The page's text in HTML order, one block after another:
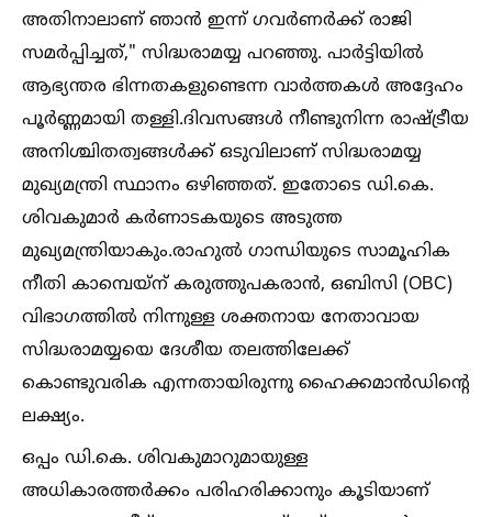
അതിനാലാണ് ഞാൻ ഇന്ന് ഗവർണർക്ക് രാജി
സമർപ്പിച്ചത്," സിദ്ധരാമയ്യ പറഞ്ഞു. പാർട്ടിയില്‍
ആഭ്യന്തര ഭിന്നതകളുണ്ടെന്ന വാർത്തകള്‍ അദ്ദേഹം
പൂർണ്ണമായി തള്ളി.ദിവസങ്ങള്‍ നീണ്ടുനിന്ന രാഷ്ട്രീയ
അനിശ്ചിതത്വങ്ങള്‍ക്ക് ഒടുവിലാണ് സിദ്ധരാമയ്യ
മുഖ്യമന്ത്രി സ്ഥാനം ഒഴിഞ്ഞത്. ഇതോടെ ഡി.കെ.
ശിവകുമാർ കർണാടകയുടെ അടുത്ത
മുഖ്യമന്ത്രിയാകും.രാഹുല്‍ ഗാന്ധിയുടെ സാമൂഹിക
നീതി കാമ്പെയ്‌ന് കരുത്തുപകരാൻ, ഒബിസി (OBC)
വിഭാഗത്തില്‍ നിന്നുള്ള ശക്തനായ നേതാവായ
സിദ്ധരാമയ്യയെ ദേശീയ തലത്തിലേക്ക്
കൊണ്ടുവരിക എന്നതായിരുന്നു ഹൈക്കമാൻഡിന്റെ
ലക്ഷ്യം.
ഒപ്പം ഡി.കെ. ശിവകുമാറുമായുള്ള
അധികാരത്തർക്കം പരിഹരിക്കാനും കൂടിയാണ്